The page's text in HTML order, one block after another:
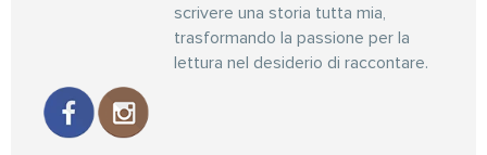
scrivere una storia tutta mia,
trasformando la passione per la
lettura nel desiderio di raccontare.